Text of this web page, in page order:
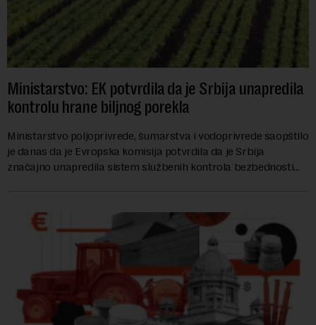
Ministarstvo: EK potvrdila da je Srbija unapredila
kontrolu hrane biljnog porekla
Ministarstvo poljoprivrede, šumarstva i vodoprivrede saopštilo
je danas da je Evropska komisija potvrdila da je Srbija
značajno unapredila sistem službenih kontrola bezbednosti